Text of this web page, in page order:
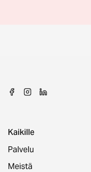
Kaikille
Palvelu
Meistä